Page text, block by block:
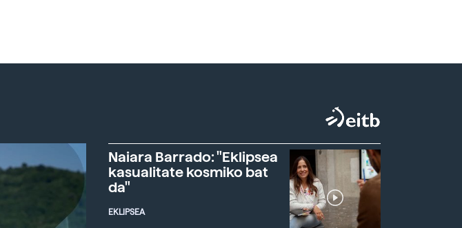
Naiara Barrado: "Eklipsea
kasualitate kosmiko bat
da"
EKLIPSEA